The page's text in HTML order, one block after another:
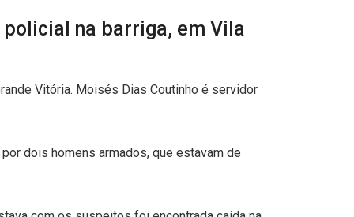
na barriga, em Vila
Vitória. Moisés Dias Coutinho é servidor
dois homens armados, que estavam de